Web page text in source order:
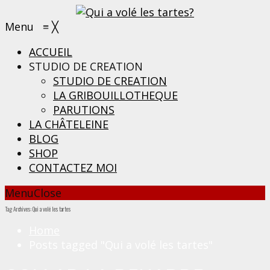
Menu ≡ ╳
ACCUEIL
STUDIO DE CREATION
STUDIO DE CREATION
LA GRIBOUILLOTHEQUE
PARUTIONS
LA CHÂTELEINE
BLOG
SHOP
CONTACTEZ MOI
MenuClose
Tag Archives: Qui a volé les tartes